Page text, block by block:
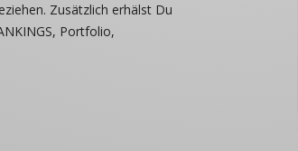
Zusätzlich erhälst Du
Portfolio,